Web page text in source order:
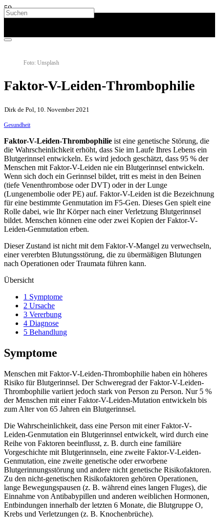
Foto: Unsplash
Faktor-V-Leiden-Thrombophilie
Dirk de Pol, 10. November 2021
Gesundheit
Faktor-V-Leiden-Thrombophilie ist eine genetische Störung, die
die Wahrscheinlichkeit erhöht, dass Sie im Laufe Ihres Lebens ein
Blutgerinnsel entwickeln. Es wird jedoch geschätzt, dass 95 % der
Menschen mit Faktor-V-Leiden nie ein Blutgerinnsel entwickeln.
Wenn sich doch ein Gerinnsel bildet, tritt es meist in den Beinen
(tiefe Venenthrombose oder DVT) oder in der Lunge
(Lungenembolie oder PE) auf. Faktor-V-Leiden ist die Bezeichnung
für eine bestimmte Genmutation im F5-Gen. Dieses Gen spielt eine
Rolle dabei, wie Ihr Körper nach einer Verletzung Blutgerinnsel
bildet. Menschen können eine oder zwei Kopien der Faktor-V-
Leiden-Genmutation erben.
Dieser Zustand ist nicht mit dem Faktor-V-Mangel zu verwechseln,
einer vererbten Blutungsstörung, die zu übermäßigen Blutungen
nach Operationen oder Traumata führen kann.
Übersicht
1 Symptome
2 Ursache
3 Vererbung
4 Diagnose
5 Behandlung
Symptome
Menschen mit Faktor-V-Leiden-Thrombophilie haben ein höheres
Risiko für Blutgerinnsel. Der Schweregrad der Faktor-V-Leiden-
Thrombophilie variiert jedoch stark von Person zu Person. Nur 5 %
der Menschen mit einer Faktor-V-Leiden-Mutation entwickeln bis
zum Alter von 65 Jahren ein Blutgerinnsel.
Die Wahrscheinlichkeit, dass eine Person mit einer Faktor-V-
Leiden-Genmutation ein Blutgerinnsel entwickelt, wird durch eine
Reihe von Faktoren beeinflusst, z. B. durch eine familiäre
Vorgeschichte mit Blutgerinnseln, eine zweite Faktor-V-Leiden-
Genmutation, eine zweite genetische oder erworbene
Blutgerinnungsstörung und andere nicht genetische Risikofaktoren.
Zu den nicht-genetischen Risikofaktoren gehören Operationen,
lange Bewegungspausen (z. B. während eines langen Fluges), die
Einnahme von Antibabypillen und anderen weiblichen Hormonen,
Entbindungen innerhalb der letzten 6 Monate, die Blutgruppe O,
Krebs und Verletzungen (z. B. Knochenbrüche).